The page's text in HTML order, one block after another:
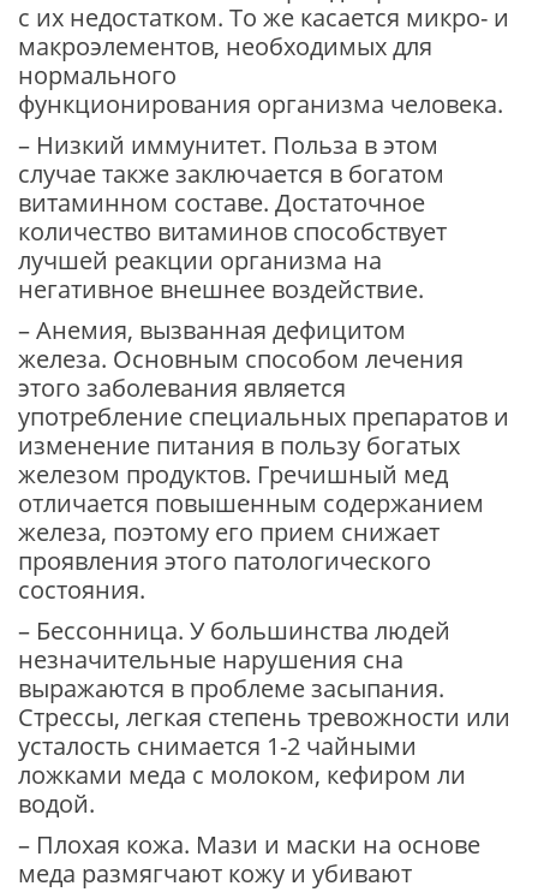
с их недостатком. То же касается микро- и
макроэлементов, необходимых для
нормального
функционирования организма человека.
– Низкий иммунитет. Польза в этом
случае также заключается в богатом
витаминном составе. Достаточное
количество витаминов способствует
лучшей реакции организма на
негативное внешнее воздействие.
– Анемия, вызванная дефицитом
железа. Основным способом лечения
этого заболевания является
употребление специальных препаратов и
изменение питания в пользу богатых
железом продуктов. Гречишный мед
отличается повышенным содержанием
железа, поэтому его прием снижает
проявления этого патологического
состояния.
– Бессонница. У большинства людей
незначительные нарушения сна
выражаются в проблеме засыпания.
Стрессы, легкая степень тревожности или
усталость снимается 1-2 чайными
ложками меда с молоком, кефиром ли
водой.
– Плохая кожа. Мази и маски на основе
меда размягчают кожу и убивают